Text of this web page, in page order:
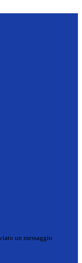
un messaggio